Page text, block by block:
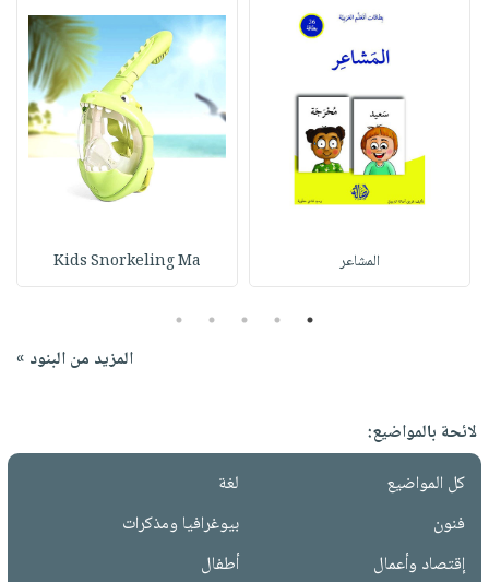
المشاعر Kids Snorkeling Ma
1
2
3
4
5
المزيد من البنود »
لائحة بالمواضيع:
كل المواضيع
لغة
فنون
بيوغرافيا ومذكرات
إقتصاد وأعمال
أطفال